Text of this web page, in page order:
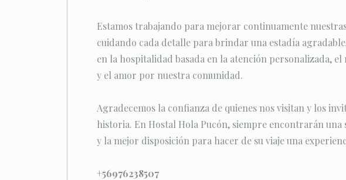
Estamos trabajando para mejorar continuamente
cuidando cada detalle para brindar una estadía
en la hospitalidad basada en la atención personalizada,
y el amor por nuestra comunidad.
Agradecemos la confianza de quienes nos visitan y los
historia. En Hostal Hola Pucón, siempre encontrarán una
y la mejor disposición para hacer de su viaje una
+56976238507